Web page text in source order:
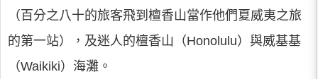
（百分之八十的旅客飛到檀香山當作他們夏威夷之旅
的第一站），及迷人的檀香山（Honolulu）與威基基
（Waikiki）海灘。